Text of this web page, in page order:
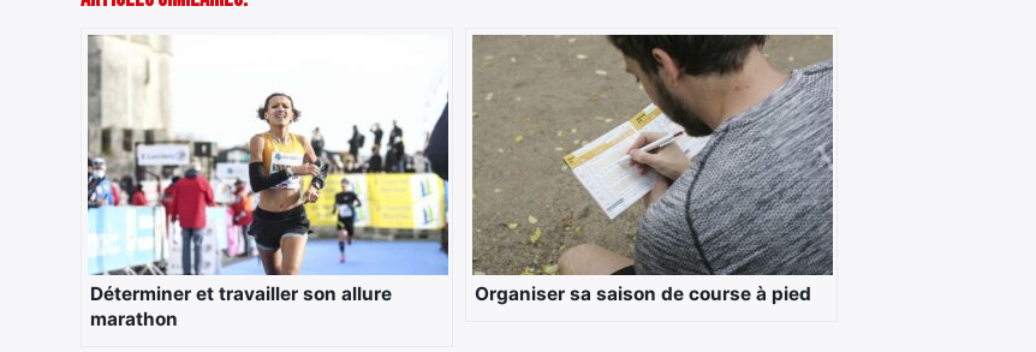
Déterminer et travailler son allure
marathon
Organiser sa saison de course à pied